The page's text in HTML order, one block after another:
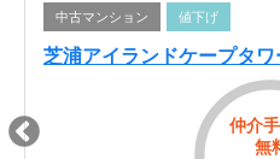
中古マンション 値下げ
芝浦アイランドケープタワ
仲介
無